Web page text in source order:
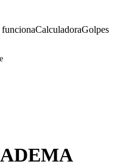
CalculadoraGolpes